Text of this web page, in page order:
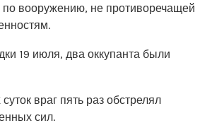
по вооружению, не противоречащей
19 июля, два оккупанта были
враг пять раз обстрелял
сил.